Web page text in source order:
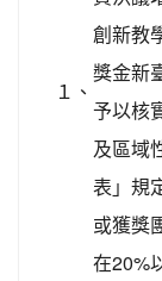
１、
創新教
獎金新
予以核
及區域
表」規
或獲獎
在20%